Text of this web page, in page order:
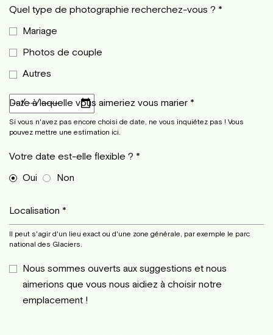
Quel type de photographie recherchez-vous ? *
Mariage
Photos de couple
Autres
Date à laquelle vous aimeriez vous marier *
Si vous n'avez pas encore choisi de date, ne vous inquiétez pas ! Vous
pouvez mettre une estimation ici.
Votre date est-elle flexible ? *
Oui
Non
Localisation *
Il peut s'agir d'un lieu exact ou d'une zone générale, par exemple le parc
national des Glaciers.
Nous sommes ouverts aux suggestions et nous
aimerions que vous nous aidiez à choisir notre
emplacement !